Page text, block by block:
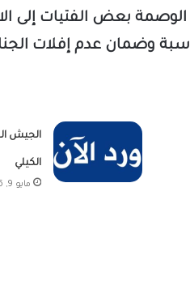
بعض الفتيات إلى
وضمان عدم إفلات
الجيش
الكيلي
مايو 9, 2026